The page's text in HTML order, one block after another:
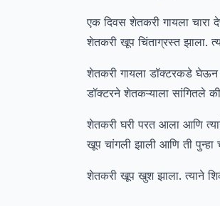
एक दिवस शेतकरी गायला चारा
शेतकरी खूप चिंताग्रस्त झाला.
शेतकरी गायला डॉक्टरकडे घेऊन
डॉक्टरने शेतकऱ्याला सांगितले
शेतकरी घरी परत आला आणि
खूप चांगली झाली आणि ती
शेतकरी खूप खुश झाला. त्याने